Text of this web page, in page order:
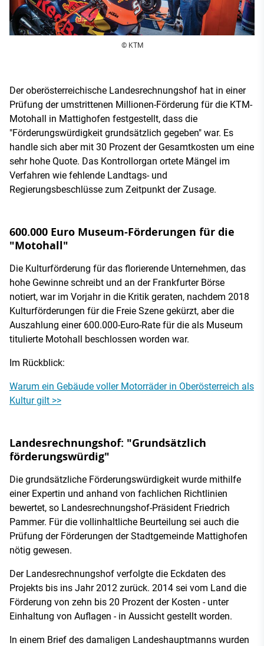
© KTM
Der oberösterreichische Landesrechnungshof hat in einer
Prüfung der umstrittenen Millionen-Förderung für die KTM-
Motohall in Mattighofen festgestellt, dass die
"Förderungswürdigkeit grundsätzlich gegeben" war. Es
handle sich aber mit 30 Prozent der Gesamtkosten um eine
sehr hohe Quote. Das Kontrollorgan ortete Mängel im
Verfahren wie fehlende Landtags- und
Regierungsbeschlüsse zum Zeitpunkt der Zusage.
600.000 Euro Museum-Förderungen für die
"Motohall"
Die Kulturförderung für das florierende Unternehmen, das
hohe Gewinne schreibt und an der Frankfurter Börse
notiert, war im Vorjahr in die Kritik geraten, nachdem 2018
Kulturförderungen für die Freie Szene gekürzt, aber die
Auszahlung einer 600.000-Euro-Rate für die als Museum
titulierte Motohall beschlossen worden war.
Im Rückblick:
Warum ein Gebäude voller Motorräder in Oberösterreich als
Kultur gilt >>
Landesrechnungshof: "Grundsätzlich
förderungswürdig"
Die grundsätzliche Förderungswürdigkeit wurde mithilfe
einer Expertin und anhand von fachlichen Richtlinien
bewertet, so Landesrechnungshof-Präsident Friedrich
Pammer. Für die vollinhaltliche Beurteilung sei auch die
Prüfung der Förderungen der Stadtgemeinde Mattighofen
nötig gewesen.
Der Landesrechnungshof verfolgte die Eckdaten des
Projekts bis ins Jahr 2012 zurück. 2014 sei vom Land die
Förderung von zehn bis 20 Prozent der Kosten - unter
Einhaltung von Auflagen - in Aussicht gestellt worden.
In einem Brief des damaligen Landeshauptmanns wurden